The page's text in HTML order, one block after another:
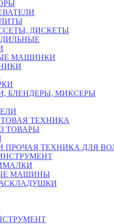
ДИСКЕТЫ
МАШИНКИ
БЛЕНДЕРЫ, МИКСЕРЫ
ТЕХНИКА
ТОВАРЫ
ПРОЧАЯ ТЕХНИКА ДЛЯ
МАШИНЫ